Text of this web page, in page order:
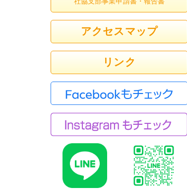
アクセスマップ
リンク